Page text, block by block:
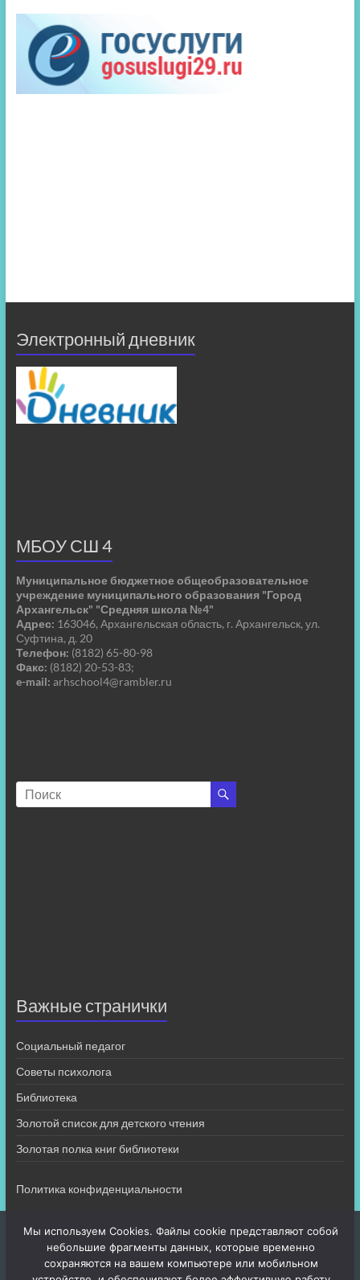
Электронный дневник
МБОУ СШ 4
Муниципальное бюджетное общеобразовательное
учреждение муниципального образования "Город
Архангельск" "Средняя школа №4"
Адрес: 163046, Архангельская область, г. Архангельск, ул.
Суфтина, д. 20
Телефон: (8182) 65-80-98
Факс: (8182) 20-53-83;
e-mail: arhschool4@rambler.ru
Важные странички
Социальный педагог
Советы психолога
Библиотека
Золотой список для детского чтения
Золотая полка книг библиотеки
Политика конфиденциальности
Мы используем Cookies. Файлы cookie представляют собой
небольшие фрагменты данных, которые временно
сохраняются на вашем компьютере или мобильном